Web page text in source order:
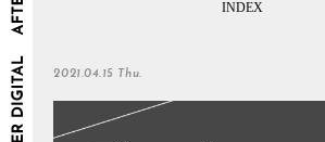
2021.04.15 Thu.